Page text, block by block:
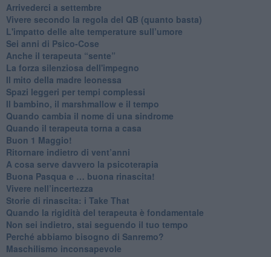
​Arrivederci a settembre
​Vivere secondo la regola del QB (quanto basta)
​L'impatto delle alte temperature sull’umore
Sei anni di Psico-Cose
​Anche il terapeuta “sente”
​La forza silenziosa dell'impegno
​Il mito della madre leonessa
Spazi leggeri per tempi complessi
Il bambino, il marshmallow e il tempo
​Quando cambia il nome di una sindrome
​Quando il terapeuta torna a casa
​Buon 1 Maggio!
Ritornare indietro di vent’anni
​A cosa serve davvero la psicoterapia
​Buona Pasqua e … buona rinascita!
​Vivere nell’incertezza
​Storie di rinascita: i Take That
​Quando la rigidità del terapeuta è fondamentale
​Non sei indietro, stai seguendo il tuo tempo
​Perché abbiamo bisogno di Sanremo?
​Maschilismo inconsapevole